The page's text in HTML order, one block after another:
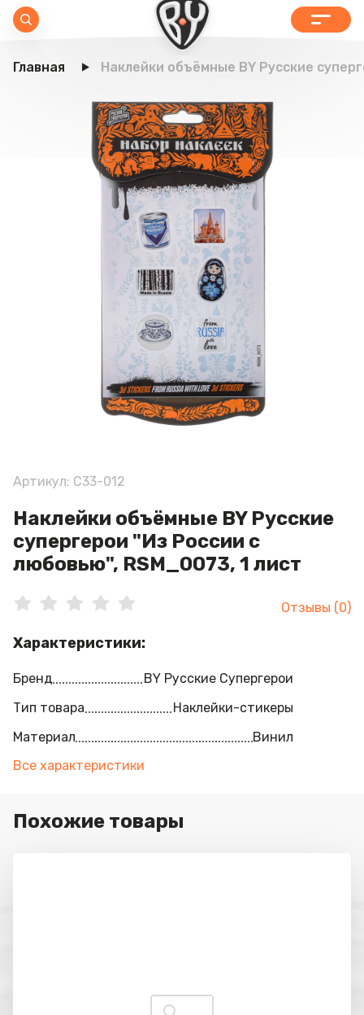
Главная Наклейки объёмные BY Русские
Артикул: C33-012
Наклейки объёмные BY Русские
супергерои "Из России с
любовью", RSM_0073, 1 лист
Отзывы (0)
Характеристики:
Бренд
BY Русские Супергерои
Тип товара
Наклейки-стикеры
Материал
Винил
Все характеристики
Похожие товары